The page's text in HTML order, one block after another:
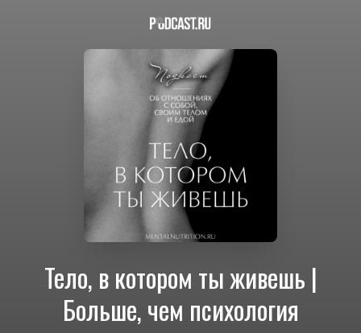
Тело, в котором ты живешь |
Больше, чем психология